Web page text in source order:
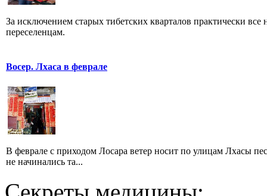
За исключением старых тибетских кварталов практически
переселенцам.
Восер. Лхаса в феврале
В феврале с приходом Лосара ветер носит по улицам Лхасы
не начинались та...